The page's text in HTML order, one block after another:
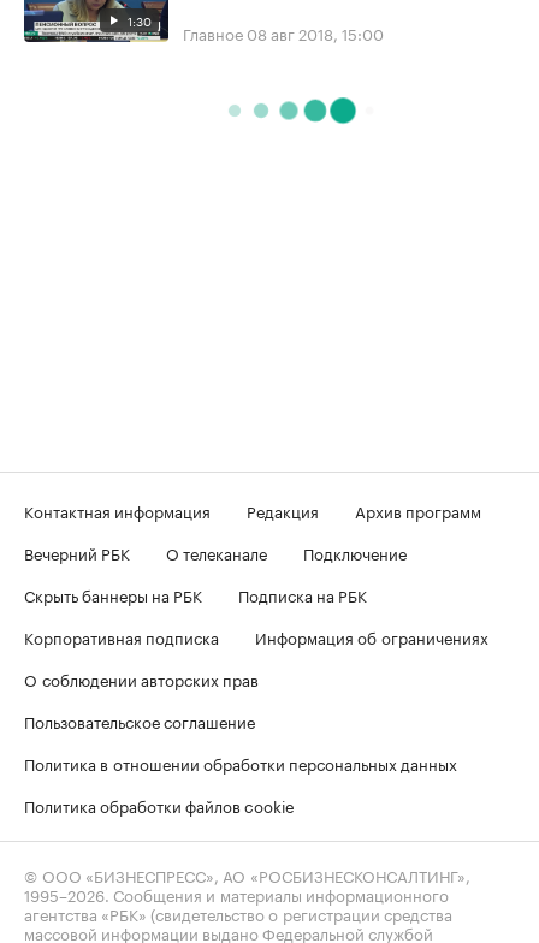
1:30 Главное 08 авг 2018, 15:00
Контактная информация Редакция
Архив программ
Вечерний РБК
О телеканале
Подключение
Скрыть баннеры на РБК
Подписка на РБК
Корпоративная подписка
Информация об ограничениях
О соблюдении авторских прав
Пользовательское соглашение
Политика в отношении обработки персональных данных
Политика обработки файлов cookie
© ООО «БИЗНЕСПРЕСС», АО «РОСБИЗНЕСКОНСАЛТИНГ»,
1995–2026 . Сообщения и материалы информационного
агентства «РБК» (свидетельство о регистрации средства
массовой информации выдано Федеральной службой